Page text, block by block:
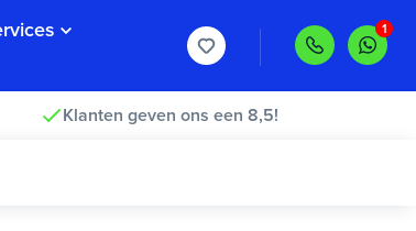
Klanten geven ons een 8,5!